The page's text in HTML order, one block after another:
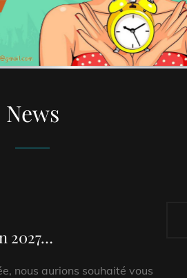
News
2027…
nous aurions souhaité vous